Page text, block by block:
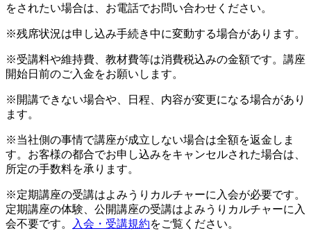
をされたい場合は、お電話でお問い合わせください。
※残席状況は申し込み手続き中に変動する場合があります。
※受講料や維持費、教材費等は消費税込みの金額です。講座
開始日前のご入金をお願いします。
※開講できない場合や、日程、内容が変更になる場合があり
ます。
※当社側の事情で講座が成立しない場合は全額を返金しま
す。お客様の都合でお申し込みをキャンセルされた場合は、
所定の手数料を承ります。
※定期講座の受講はよみうりカルチャーに入会が必要です。
定期講座の体験、公開講座の受講はよみうりカルチャーに入
会不要です。
入会・受講規約をご覧ください。